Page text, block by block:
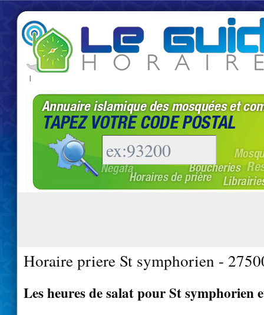
|
Horaire priere St symphorien -
Les heures de salat pour St symphorien